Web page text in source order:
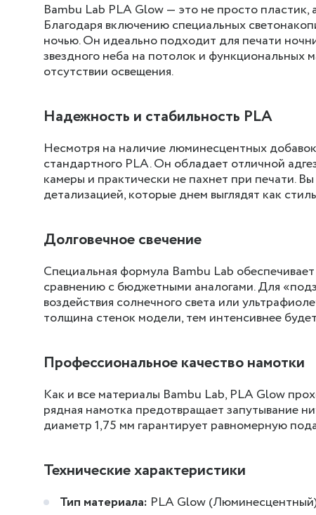
Bambu Lab PLA Glow — это не просто
Благодаря включению специальных
ночью. Он идеально подходит для печати
звездного неба на потолок и
отсутствии освещения.
Надежность и стабильность PLA
Несмотря на наличие люминесцентных
стандартного PLA. Он обладает отличной
камеры и практически не пахнет при печати.
детализацией, которые днем выглядят как
Долговечное свечение
Специальная формула Bambu Lab
сравнению с бюджетными аналогами. Для
воздействия солнечного света или
толщина стенок модели, тем интенсивнее
Профессиональное качество намотки
Как и все материалы Bambu Lab, PLA Glow
рядная намотка предотвращает запутывание
диаметр 1,75 мм гарантирует равномерную
Технические характеристики
Тип материала: PLA Glow